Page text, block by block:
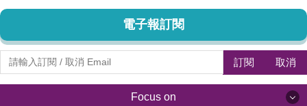
電子報訂閱
訂閱 取消
Focus on